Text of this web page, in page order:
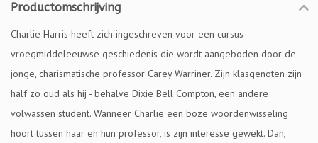
Productomschrijving
Charlie Harris heeft zich ingeschreven voor een cursus
vroegmiddeleeuwse geschiedenis die wordt aangeboden door de
jonge, charismatische professor Carey Warriner. Zijn klasgenoten zijn
half zo oud als hij - behalve Dixie Bell Compton, een andere
volwassen student. Wanneer Charlie een boze woordenwisseling
hoort tussen haar en hun professor, is zijn interesse gewekt. Dan,